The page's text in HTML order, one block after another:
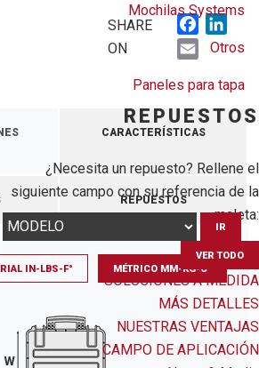
Mochilas Systems
Otros
Paneles para tapa
REPUESTOS
¿Necesita un repuesto? Rellene el
siguiente campo con su referencia de la
maleta:
IR
VER TODO
SOLUCIONES A MEDIDA
MÁS DETALLES
NUESTRAS VENTAJAS
CAMPO DE APLICACIÓN
SHARE
ON
Email
CARACTERÍSTICAS
REPUESTOS
IN-LBS-F° MÉTRICO MM-KG-C°